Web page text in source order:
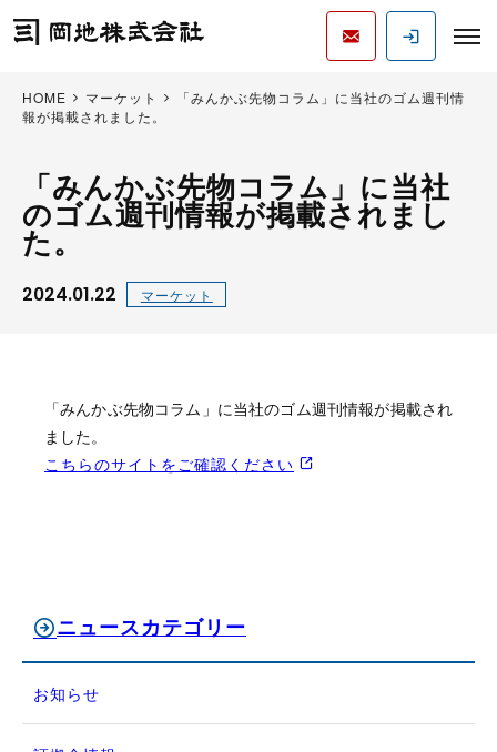
HOME マーケット
「みんかぶ先物コラム」に当社のゴム週刊情
報が掲載されました。
「みんかぶ先物コラム」に当社
のゴム週刊情報が掲載されまし
た。
2024.01.22 マーケット
「みんかぶ先物コラム」に当社のゴム週刊情報が掲載され
ました。
こちらのサイトをご確認ください
ニュースカテゴリー
お知らせ